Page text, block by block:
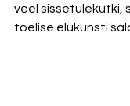
veel sissetulekutki,
tõelise elukunsti